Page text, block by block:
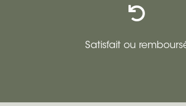

Satisfait ou